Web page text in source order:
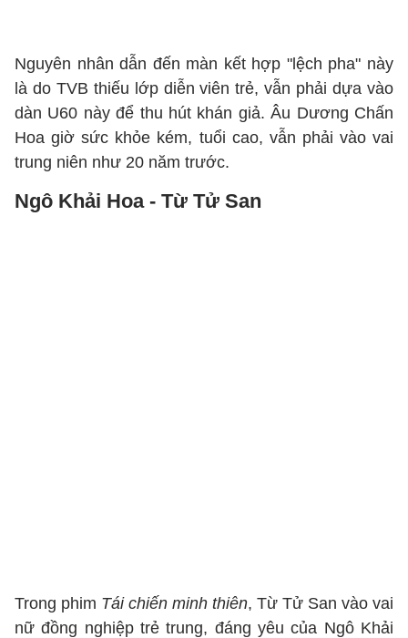
Nguyên nhân dẫn đến màn kết hợp "lệch pha" này
là do TVB thiếu lớp diễn viên trẻ, vẫn phải dựa vào
dàn U60 này để thu hút khán giả. Âu Dương Chấn
Hoa giờ sức khỏe kém, tuổi cao, vẫn phải vào vai
trung niên như 20 năm trước.
Ngô Khải Hoa - Từ Tử San
Trong phim Tái chiến minh thiên, Từ Tử San vào vai
nữ đồng nghiệp trẻ trung, đáng yêu của Ngô Khải